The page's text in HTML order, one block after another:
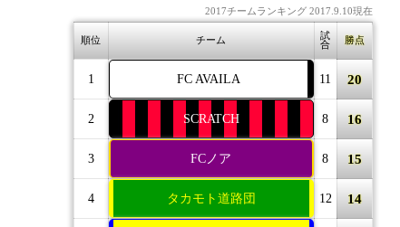
2017チームランキング 2017.9.10現在
順位 チーム
試
合
勝点
1 FC AVAILA 11 20
2 SCRATCH 8 16
3 FCノア 8 15
4 タカモト道路団 12 14